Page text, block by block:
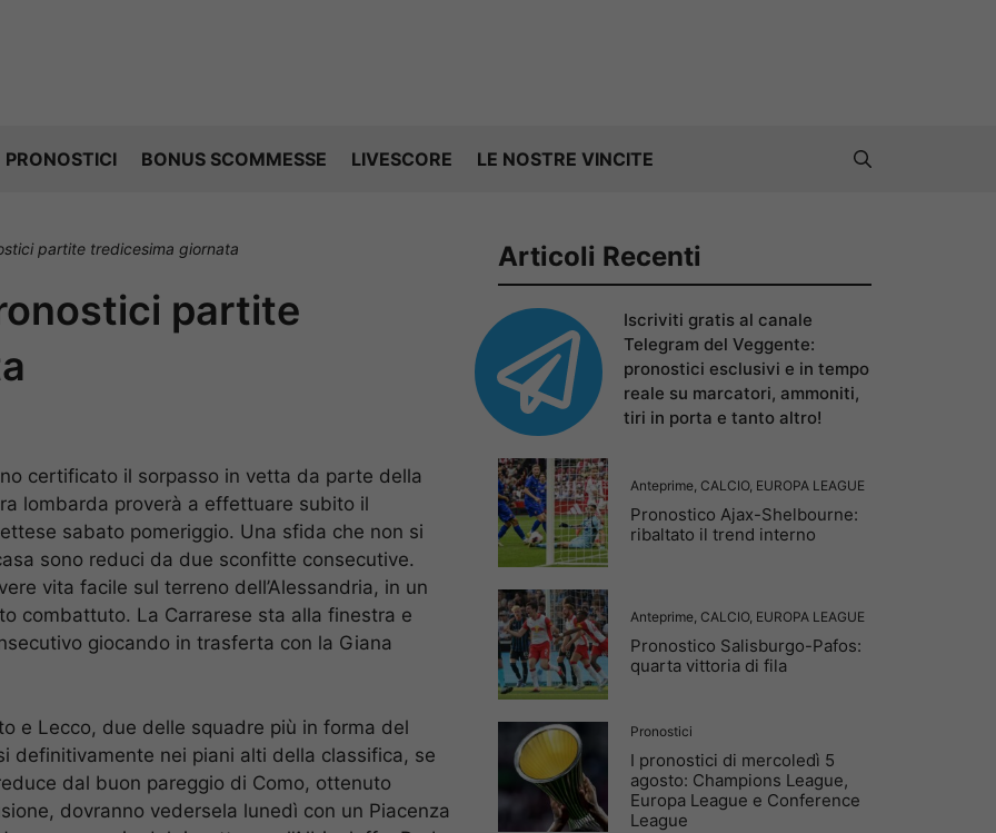
PRONOSTICI BONUS SCOMMESSE LIVESCORE LE NOSTRE VINCITE
partite tredicesima giornata
partite
certificato il sorpasso in vetta da parte della
lombarda proverà a effettuare subito il
sabato pomeriggio. Una sfida che non si
sono reduci da due sconfitte consecutive.
vita facile sul terreno dell’Alessandria, in un
combattuto. La Carrarese sta alla finestra e
giocando in trasferta con la Giana
e Lecco, due delle squadre più in forma del
definitivamente nei piani alti della classifica, se
dal buon pareggio di Como, ottenuto
dovranno vedersela lunedì con un Piacenza
Articoli Recenti
Iscriviti gratis al canale
Telegram del Veggente:
pronostici esclusivi e in tempo
reale su marcatori, ammoniti,
tiri in porta e tanto altro!
Anteprime, CALCIO, EUROPA LEAGUE
Pronostico Ajax-Shelbourne:
ribaltato il trend interno
Anteprime, CALCIO, EUROPA LEAGUE
Pronostico Salisburgo-Pafos:
quarta vittoria di fila
Pronostici
I pronostici di mercoledì 5
agosto: Champions League,
Europa League e Conference
League